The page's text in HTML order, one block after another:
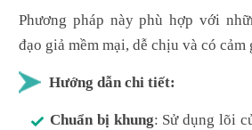
Phương pháp này phù hợp với
đạo giả mềm mại, dễ chịu và có cảm
Hướng dẫn chi tiết:
Chuẩn bị khung: Sử dụng lõi